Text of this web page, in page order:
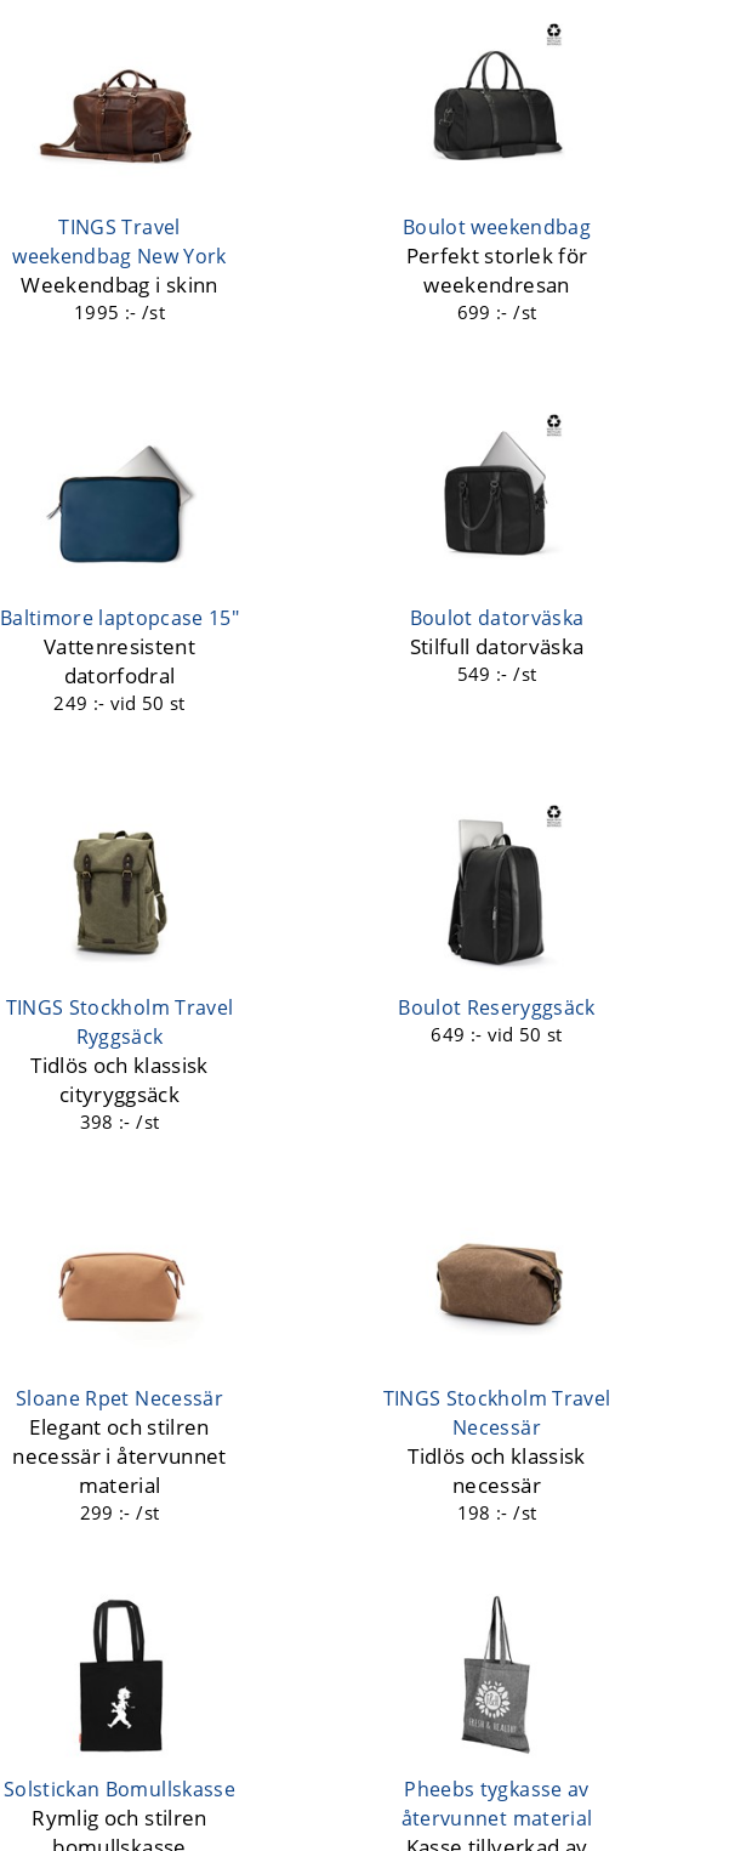
TINGS Travel
weekendbag New York
Weekendbag i skinn
1995 :- /st
Boulot weekendbag
Perfekt storlek för
weekendresan
699 :- /st
Baltimore laptopcase 15"
Vattenresistent
datorfodral
249 :- vid 50 st
Boulot datorväska
Stilfull datorväska
549 :- /st
TINGS Stockholm Travel
Ryggsäck
Tidlös och klassisk
cityryggsäck
398 :- /st
Boulot Reseryggsäck
649 :- vid 50 st
Sloane Rpet Necessär
Elegant och stilren
necessär i återvunnet
material
299 :- /st
TINGS Stockholm Travel
Necessär
Tidlös och klassisk
necessär
198 :- /st
Solstickan Bomullskasse
Rymlig och stilren
Pheebs tygkasse av
återvunnet material